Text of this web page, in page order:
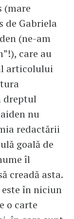
(mare
de Gabriela
(ne-am
care au
articolului
dreptul
nu
redactării
goală de
îl
creadă asta.
în niciun
o carte